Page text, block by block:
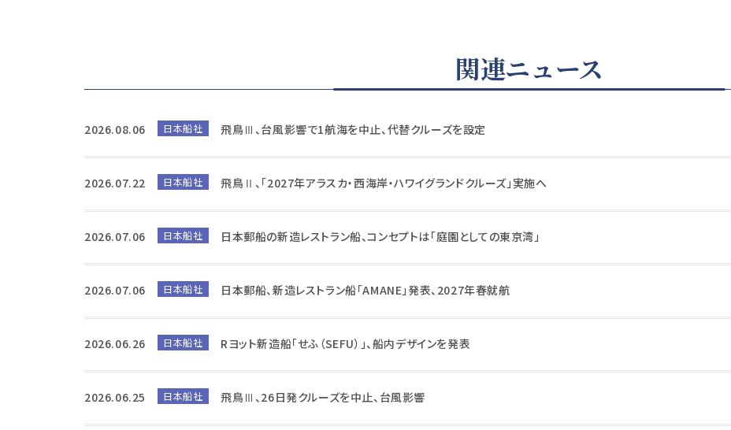
関連ニュース
2026.08.06 日本船社 飛鳥Ⅲ、台風影響で1航海を中止、代替クルーズを設定
2026.07.22 日本船社 飛鳥Ⅱ、「2027年アラスカ・西海岸・ハワイグランドクルーズ」実施へ
2026.07.06 日本船社 日本郵船の新造レストラン船、コンセプトは「庭園としての東京湾」
2026.07.06 日本船社 日本郵船、新造レストラン船「AMANE」発表、2027年春就航
2026.06.26 日本船社 Rヨット新造船「せふ（SEFU）」、船内デザインを発表
2026.06.25 日本船社 飛鳥Ⅲ、26日発クルーズを中止、台風影響